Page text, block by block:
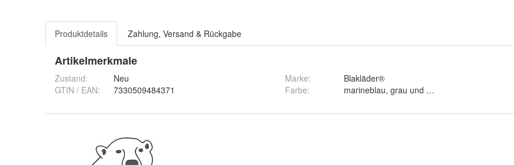
Produktdetails Zahlung, Versand & Rückgabe
Artikelmerkmale
Zustand:
Neu
GTIN / EAN:
7330509484371
Marke:
Blakläder®
Farbe: marineblau, grau und schwarz